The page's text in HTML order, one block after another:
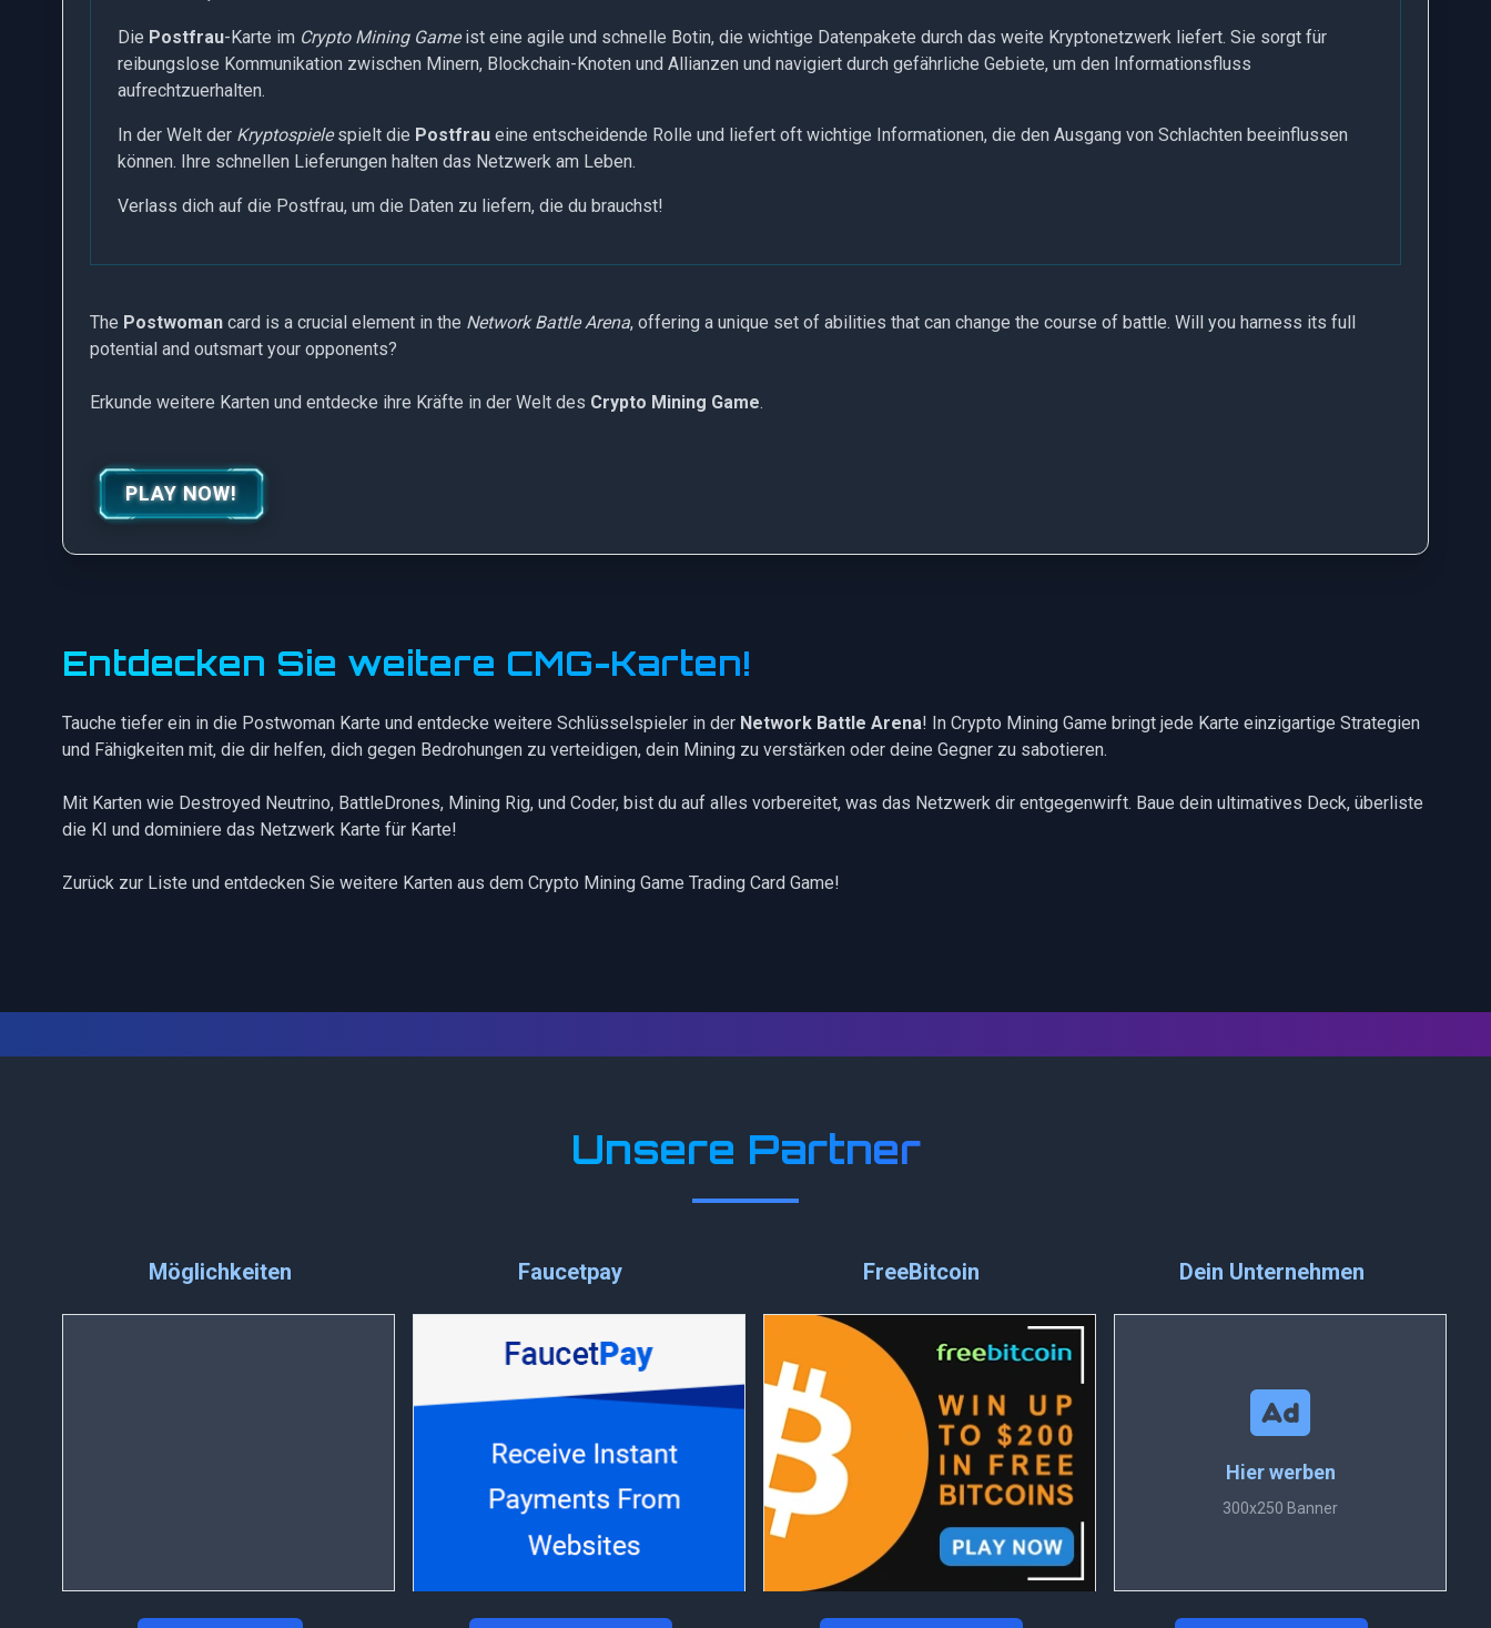
Die Postfrau-Karte im Crypto Mining Gameist eine agile und schnelle Botin, die wichtige Datenpakete durch das weite Kryptonetzwerk liefert. Sie sorgt für
reibungslose Kommunikation zwischen Minern, Blockchain-Knoten und Allianzen und navigiert durch gefährliche Gebiete, um den Informationsfluss
aufrechtzuerhalten.
In der Welt der Kryptospielespielt die Postfrau eine entscheidende Rolle und liefert oft wichtige Informationen, die den Ausgang von Schlachten beeinflussen
können. Ihre schnellen Lieferungen halten das Netzwerk am Leben.
Verlass dich auf die Postfrau, um die Daten zu liefern, die du brauchst!
The Postwoman card is a crucial element in the Network Battle Arena, offering a unique set of abilities that can change the course of battle. Will you harness its full
potential and outsmart your opponents?
Erkunde weitere Karten und entdecke ihre Kräfte in der Welt des Crypto Mining Game.
PLAY NOW!
Entdecken Sie weitere CMG-Karten!
Tauche tiefer ein in die Postwoman Karte und entdecke weitere Schlüsselspieler in der Network Battle Arena! In Crypto Mining Game bringt jede Karte einzigartige Strategien
und Fähigkeiten mit, die dir helfen, dich gegen Bedrohungen zu verteidigen, dein Mining zu verstärken oder deine Gegner zu sabotieren.
Mit Karten wie Destroyed Neutrino, BattleDrones, Mining Rig, und Coder, bist du auf alles vorbereitet, was das Netzwerk dir entgegenwirft. Baue dein ultimatives Deck, überliste
die KI und dominiere das Netzwerk Karte für Karte!
Zurück zur Liste und entdecken Sie weitere Karten aus dem Crypto Mining Game Trading Card Game!
Unsere Partner
Möglichkeiten Faucetpay FreeBitcoin Dein Unternehmen
Hier werben
300x250 Banner